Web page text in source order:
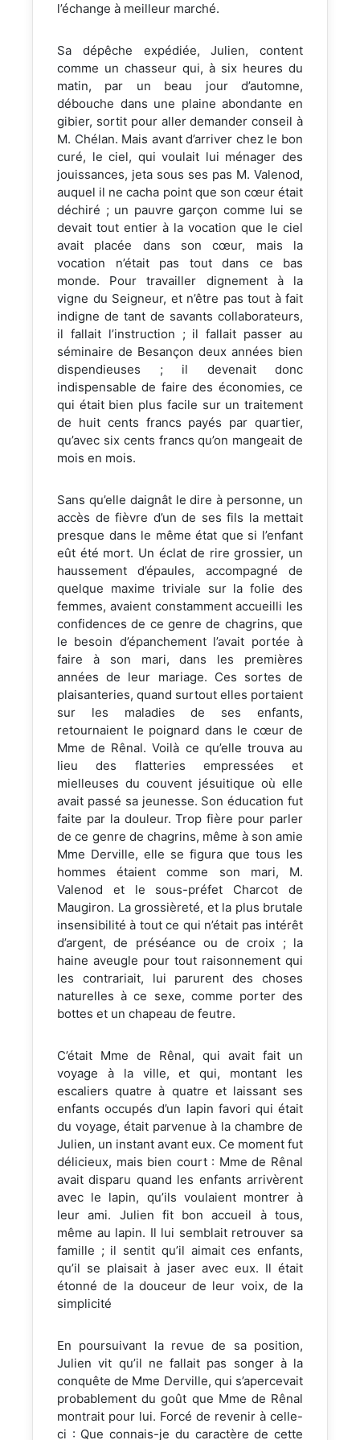
l’échange à meilleur marché.
Sa dépêche expédiée, Julien, content
comme un chasseur qui, à six heures du
matin, par un beau jour d’automne,
débouche dans une plaine abondante en
gibier, sortit pour aller demander conseil à
M. Chélan. Mais avant d’arriver chez le bon
curé, le ciel, qui voulait lui ménager des
jouissances, jeta sous ses pas M. Valenod,
auquel il ne cacha point que son cœur était
déchiré ; un pauvre garçon comme lui se
devait tout entier à la vocation que le ciel
avait placée dans son cœur, mais la
vocation n’était pas tout dans ce bas
monde. Pour travailler dignement à la
vigne du Seigneur, et n’être pas tout à fait
indigne de tant de savants collaborateurs,
il fallait l’instruction ; il fallait passer au
séminaire de Besançon deux années bien
dispendieuses ; il devenait donc
indispensable de faire des économies, ce
qui était bien plus facile sur un traitement
de huit cents francs payés par quartier,
qu’avec six cents francs qu’on mangeait de
mois en mois.
Sans qu’elle daignât le dire à personne, un
accès de fièvre d’un de ses fils la mettait
presque dans le même état que si l’enfant
eût été mort. Un éclat de rire grossier, un
haussement d’épaules, accompagné de
quelque maxime triviale sur la folie des
femmes, avaient constamment accueilli les
confidences de ce genre de chagrins, que
le besoin d’épanchement l’avait portée à
faire à son mari, dans les premières
années de leur mariage. Ces sortes de
plaisanteries, quand surtout elles portaient
sur les maladies de ses enfants,
retournaient le poignard dans le cœur de
Mme de Rênal. Voilà ce qu’elle trouva au
lieu des flatteries empressées et
mielleuses du couvent jésuitique où elle
avait passé sa jeunesse. Son éducation fut
faite par la douleur. Trop fière pour parler
de ce genre de chagrins, même à son amie
Mme Derville, elle se figura que tous les
hommes étaient comme son mari, M.
Valenod et le sous-préfet Charcot de
Maugiron. La grossièreté, et la plus brutale
insensibilité à tout ce qui n’était pas intérêt
d’argent, de préséance ou de croix ; la
haine aveugle pour tout raisonnement qui
les contrariait, lui parurent des choses
naturelles à ce sexe, comme porter des
bottes et un chapeau de feutre.
C’était Mme de Rênal, qui avait fait un
voyage à la ville, et qui, montant les
escaliers quatre à quatre et laissant ses
enfants occupés d’un lapin favori qui était
du voyage, était parvenue à la chambre de
Julien, un instant avant eux. Ce moment fut
délicieux, mais bien court : Mme de Rênal
avait disparu quand les enfants arrivèrent
avec le lapin, qu’ils voulaient montrer à
leur ami. Julien fit bon accueil à tous,
même au lapin. Il lui semblait retrouver sa
famille ; il sentit qu’il aimait ces enfants,
qu’il se plaisait à jaser avec eux. Il était
étonné de la douceur de leur voix, de la
simplicité
En poursuivant la revue de sa position,
Julien vit qu’il ne fallait pas songer à la
conquête de Mme Derville, qui s’apercevait
probablement du goût que Mme de Rênal
montrait pour lui. Forcé de revenir à celle-
ci : Que connais-je du caractère de cette